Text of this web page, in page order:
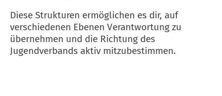
Diese Strukturen ermöglichen es dir, auf
verschiedenen Ebenen Verantwortung zu
übernehmen und die Richtung des
Jugendverbands aktiv mitzubestimmen.